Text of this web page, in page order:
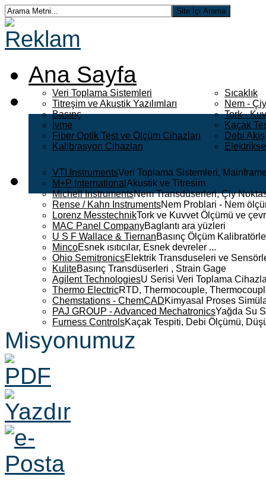
Ana Sayfa
Veri Toplama Sistemleri
Titreşim ve Akustik Yazılımları
Basınç
İvme
Fiber Optik Test ve Ölçüm Cihazları
Kalibrasyon Cihazları
Sıcaklık
Nem -
Tork -
Kaçak
Debi Akış
VTI InstrumentsVeri Toplama Sistemleri,
M+P International Akustik ve Titresim
Michell InstrumentsNem Transdüserleri, Çiy
Rense / Kahn InstrumentsNem Problari - Nem
Lorenz MesstechnikTork ve Kuvvet Ölçümü ve
MAC Panel CompanyBaglantı ara yüzleri
U S F Wallace & TiernanBasınç Ölçüm
MincoEsnek ısıtıcılar, Esnek devreler ...
Ohio SemitronicsElektrik Transduseleri ve
KuliteBasınç Transdüserleri , Strain Gage
Agilent TechnologiesU Serisi Veri Toplama
Thermo ElectricRTD, Thermocouple,
Chemstations - ChemCADKimyasal Proses
PAJ GROUP - Advanced MechatronicsYağda Su
Furness ControlsKaçak Tespiti, Debi Ölçümü,
Misyonumuz